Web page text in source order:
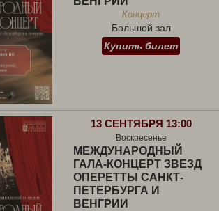
Концерт
Большой зал
Купить билет
13 СЕНТЯБРЯ 13:00
Воскресенье
МЕЖДУНАРОДНЫЙ
ГАЛА-КОНЦЕРТ ЗВЕЗД
ОПЕРЕТТЫ САНКТ-
ПЕТЕРБУРГА И
ВЕНГРИИ